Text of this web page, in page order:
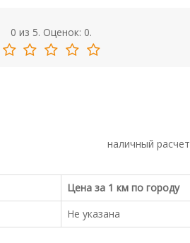
0 из 5. Оценок: 0.
наличный расчет
Цена за 1 км по городу
Не указана